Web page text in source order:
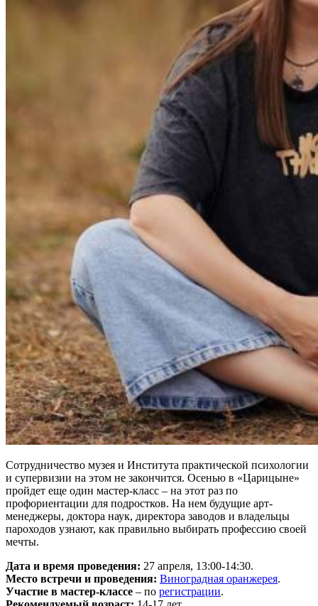
Сотрудничество музея и Института практической психологии
и супервизии на этом не закончится. Осенью в «Царицыне»
пройдет еще один мастер-класс – на этот раз по
профориентации для подростков. На нем будущие арт-
менеджеры, доктора наук, директора заводов и владельцы
пароходов узнают, как правильно выбирать профессию своей
мечты.
Дата и время проведения: 27 апреля, 13:00-14:30.
Место встречи и проведения: Виноградная оранжерея.
Участие в мастер-классе – по регистрации.